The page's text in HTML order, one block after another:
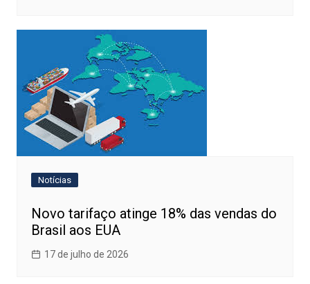
Notícias
Novo tarifaço atinge 18% das vendas do
Brasil aos EUA
17 de julho de 2026